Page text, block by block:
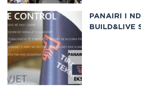
PANAIRI I
BUILD&LIVE